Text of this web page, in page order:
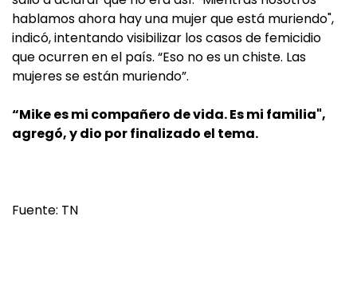
hablamos ahora hay una mujer que está muriendo",
indicó, intentando visibilizar los casos de femicidio
que ocurren en el país. “Eso no es un chiste. Las
mujeres se están muriendo”.
“Mike es mi compañero de vida. Es mi familia",
agregó, y dio por finalizado el tema.
Fuente: TN